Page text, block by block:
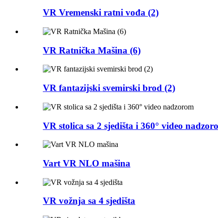
VR Vremenski ratni vođa (2)
VR Ratnička Mašina (6)
VR fantazijski svemirski brod (2)
VR stolica sa 2 sjedišta i 360° video
Vart VR NLO mašina
VR vožnja sa 4 sjedišta